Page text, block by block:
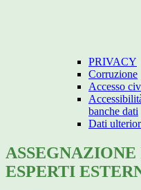
PRIVACY
Corruzione
Accesso
banche dati
Dati
ESPERTI